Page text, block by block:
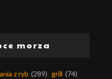
morza
z ryb (289) grill (74)